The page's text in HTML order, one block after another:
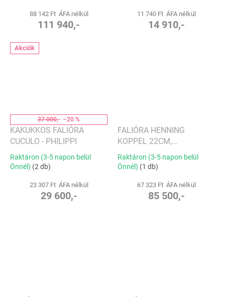
88 142 Ft ÁFA nélkül
111 940,-
11 740 Ft ÁFA nélkül
14 910,-
Akciók
37 000,- –20 %
KAKUKKOS FALIÓRA
CUCULO - PHILIPPI
Raktáron (3-5 napon belül
Önnél) (2 db)
23 307 Ft ÁFA nélkül
29 600,-
FALIÓRA HENNING
KOPPEL 22CM,
ROZSDAMENTES ACÉL -
GEORG JENSEN
Raktáron (3-5 napon belül
Önnél) (1 db)
67 323 Ft ÁFA nélkül
85 500,-